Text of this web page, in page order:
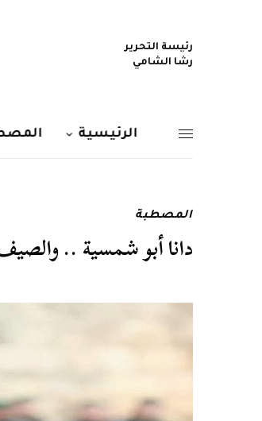
رئيسة التحرير
رشا الشامي
الرئيسية
المصطبة
دانا أبو شمسية ..